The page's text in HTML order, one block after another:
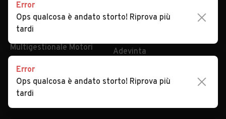
Registrazione
concessionario
Multigestionale Motori
subito.it
Adevinta
SEGUICI
Error
Ops qualcosa è andato storto! Riprova più
tardi
Error
Ops qualcosa è andato storto! Riprova più
tardi